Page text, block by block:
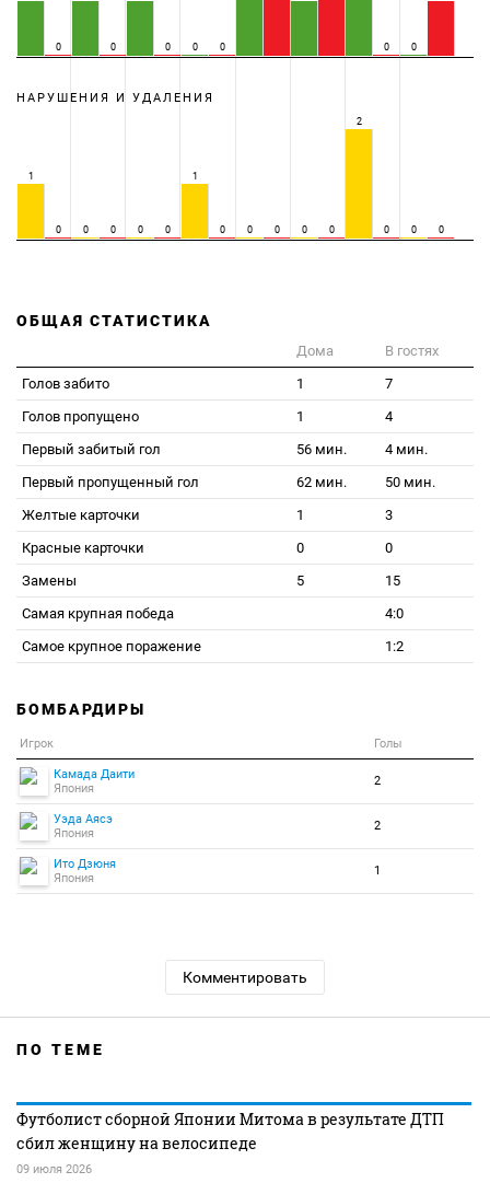
0 0 0 0 0 0 0
НАРУШЕНИЯ И УДАЛЕНИЯ
1
0 0 0 0 0
1
0 0 0 0 0
2
0 0 0
ОБЩАЯ СТАТИСТИКА
Дома
В гостях
Голов забито
1
7
Голов пропущено
1
4
Первый забитый гол
56 мин.
4 мин.
Первый пропущенный гол
62 мин.
50 мин.
Желтые карточки
1
3
Красные карточки
0
0
Замены
5
15
Самая крупная победа
4:0
Самое крупное поражение
1:2
БОМБАРДИРЫ
Игрок Голы
Камада Даити
Япония
2
Уэда Аясэ
Япония
2
Ито Дзюня
Япония
1
Комментировать
ПО ТЕМЕ
Футболист сборной Японии Митома в результате ДТП
сбил женщину на велосипеде
09 июля 2026